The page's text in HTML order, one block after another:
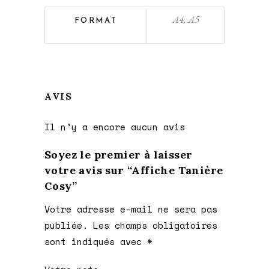
FORMAT A4, A5
AVIS
Il n’y a encore aucun avis
Soyez le premier à laisser
votre avis sur “Affiche Tanière
Cosy”
Votre adresse e-mail ne sera pas
publiée. Les champs obligatoires
sont indiqués avec *